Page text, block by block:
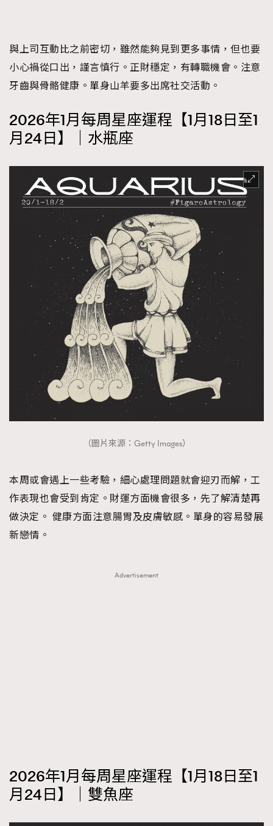
與上司互動比之前密切，雖然能夠見到更多事情，但也要
小心禍從口出，謹言慎行。正財穩定，有轉職機會。注意
牙齒與骨骼健康。單身山羊要多出席社交活動。
2026年1月每周星座運程【1月18日至1
月24日】｜水瓶座
（圖片來源：Getty Images）
本周或會遇上一些考驗，細心處理問題就會迎刃而解，工
作表現也會受到肯定。財運方面機會很多，先了解清楚再
做決定。 健康方面注意腸胃及皮膚敏感。單身的容易發展
新戀情。
Advertisement
2026年1月每周星座運程【1月18日至1
月24日】｜雙魚座